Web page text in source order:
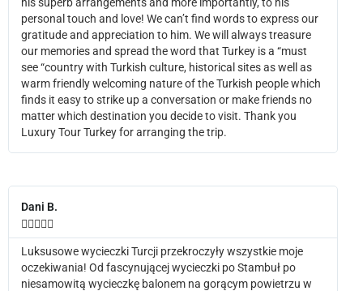
personal touch and love! We can’t find words to express our
gratitude and appreciation to him. We will always treasure
our memories and spread the word that Turkey is a “must
see “country with Turkish culture, historical sites as well as
warm friendly welcoming nature of the Turkish people which
finds it easy to strike up a conversation or make friends no
matter which destination you decide to visit. Thank you
Luxury Tour Turkey for arranging the trip.
Dani B.

Luksusowe wycieczki Turcji przekroczyły wszystkie moje
oczekiwania! Od fascynującej wycieczki po Stambuł po
niesamowitą wycieczkę balonem na gorącym powietrzu w